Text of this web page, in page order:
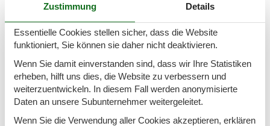
Zustimmung Details
Essentielle Cookies stellen sicher, dass die Website
funktioniert, Sie können sie daher nicht deaktivieren.
Wenn Sie damit einverstanden sind, dass wir Ihre Statistiken
erheben, hilft uns dies, die Website zu verbessern und
weiterzuentwickeln. In diesem Fall werden anonymisierte
Daten an unsere Subunternehmer weitergeleitet.
Wenn Sie die Verwendung aller Cookies akzeptieren, erklären